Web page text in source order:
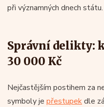
při významných dnech státu.
Správní delikty:
30 000 Kč
Nejčastějším postihem za
symboly je přestupekdle